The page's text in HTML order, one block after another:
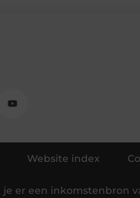
Website index
er een inkomstenbron